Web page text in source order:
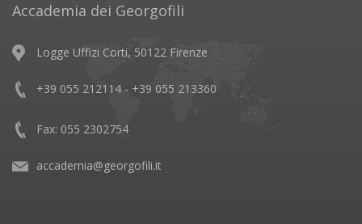
Accademia dei Georgofili
Logge Uffizi Corti, 50122 Firenze
+39 055 212114 - +39 055 213360
Fax: 055 2302754
accademia@georgofili.it